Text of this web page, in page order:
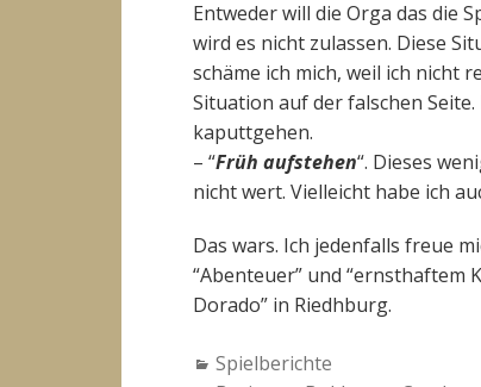
Entweder will die Orga das die
wird es nicht zulassen. Diese
schäme ich mich, weil ich nicht
Situation auf der falschen
kaputtgehen.
– “Früh aufstehen“. Dieses
nicht wert. Vielleicht habe ich
Das wars. Ich jedenfalls freue
“Abenteuer” und “ernsthaftem
Dorado” in Riedhburg.
Categories:
Spielberichte